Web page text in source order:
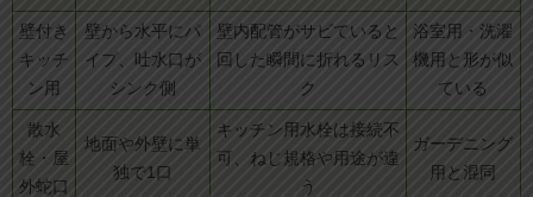
壁付き
キッチ
ン用
壁から水平にパ
イプ、吐水口が
シンク側
壁内配管がサビていると
回した瞬間に折れるリス
ク
浴室用・洗濯
機用と形が似
ている
散水
栓・屋
外蛇口
地面や外壁に単
独で1口
キッチン用水栓は接続不
可、ねじ規格や用途が違
う
ガーデニング
用と混同